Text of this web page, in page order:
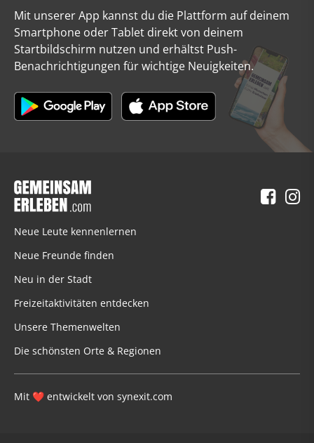
Mit unserer App kannst du die Plattform auf deinem
Smartphone oder Tablet direkt von deinem
Startbildschirm nutzen und erhältst Push-
Benachrichtigungen für wichtige Neuigkeiten.
Neue Leute kennenlernen
Neue Freunde finden
Neu in der Stadt
Freizeitaktivitäten entdecken
Unsere Themenwelten
Die schönsten Orte & Regionen
Mit ❤ entwickelt von synexit.com